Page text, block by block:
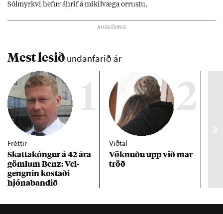
Sól­myrkvi hef­ur áhrif á mik­il­væga orr­ustu.
Mest lesið undanfarið ár
1
Fréttir
Skattakóng­ur á 42 ára
göml­um Benz: Vel­
gengn­in kostaði
hjóna­band­ið
2
Viðtal
Vökn­uðu upp við mar­
tröð